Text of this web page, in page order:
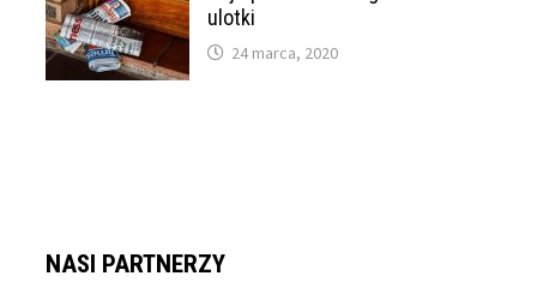
ulotki
24 marca, 2020
NASI PARTNERZY